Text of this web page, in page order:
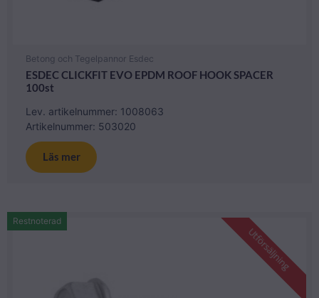
Betong och Tegelpannor Esdec
ESDEC CLICKFIT EVO EPDM ROOF HOOK SPACER
100st
Lev. artikelnummer: 1008063
Artikelnummer: 503020
Läs mer
Utförsäljning
Restnoterad